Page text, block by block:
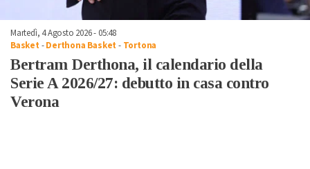
Martedì, 4 Agosto 2026 - 05:48
Basket -Derthona Basket - Tortona
Bertram Derthona, il calendario della
Serie A 2026/27: debutto in casa contro
Verona